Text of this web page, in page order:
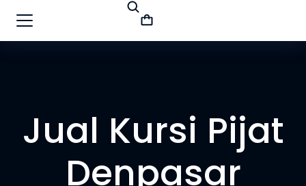
Jual Kursi Pijat
Denpasar